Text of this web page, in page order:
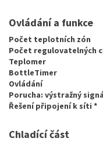
Ovládání a funkce
Počet teplotních zón
Počet regulovatelných
Teplomer
BottleTimer
Ovládání
Porucha: výstražný
Řešení připojení k síti *
Chladící část